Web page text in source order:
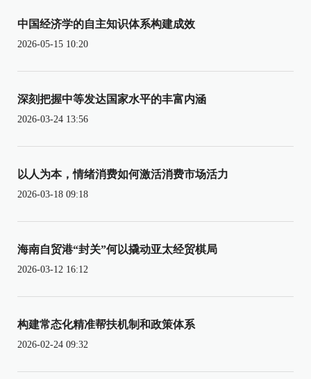
中国经济学的自主知识体系构建成效
2026-05-15 10:20
深刻把握中等发达国家水平的丰富内涵
2026-03-24 13:56
以人为本，情绪消费如何激活消费市场活力
2026-03-18 09:18
海南自贸港“封关”何以撬动亚太经贸棋局
2026-03-12 16:12
构建常态化精准帮扶机制和政策体系
2026-02-24 09:32